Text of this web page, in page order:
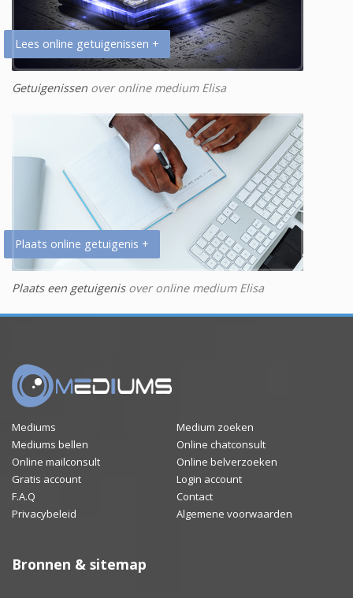
Lees online getuigenissen +
Getuigenissen over online medium Elisa
Plaats online getuigenis +
Plaats een getuigenisover online medium Elisa
Mediums
Medium zoeken
Mediums bellen
Online chatconsult
Online mailconsult
Online belverzoeken
Gratis account
Login account
F.A.Q
Contact
Privacybeleid
Algemene voorwaarden
Bronnen & sitemap